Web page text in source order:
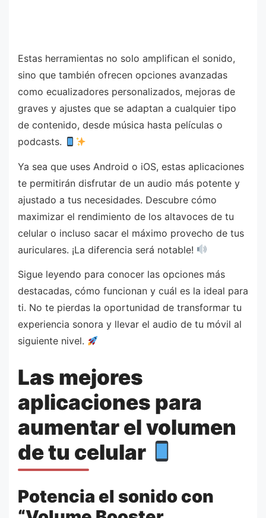
Estas herramientas no solo amplifican el sonido,
sino que también ofrecen opciones avanzadas
como ecualizadores personalizados, mejoras de
graves y ajustes que se adaptan a cualquier tipo
de contenido, desde música hasta películas o
podcasts.
Ya sea que uses Android o iOS, estas aplicaciones
te permitirán disfrutar de un audio más potente y
ajustado a tus necesidades. Descubre cómo
maximizar el rendimiento de los altavoces de tu
celular o incluso sacar el máximo provecho de tus
auriculares. ¡La diferencia será notable!
Sigue leyendo para conocer las opciones más
destacadas, cómo funcionan y cuál es la ideal para
ti. No te pierdas la oportunidad de transformar tu
experiencia sonora y llevar el audio de tu móvil al
siguiente nivel.
Las mejores
aplicaciones para
aumentar el volumen
de tu celular
Potencia el sonido con